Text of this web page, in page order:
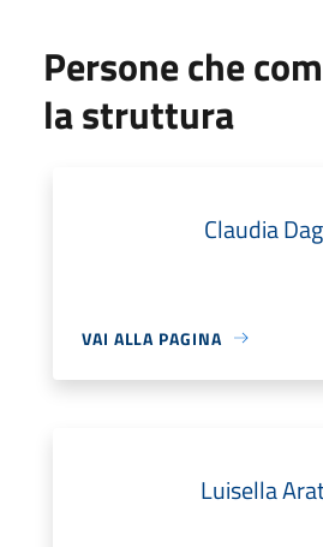
Persone che
la struttura
Claudia
VAI ALLA PAGINA
Luisella